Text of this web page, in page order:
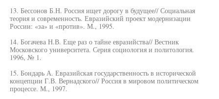
13. Бессонов Б.Н. Россия ищет дорогу в будущее// Социальная
теория и современность. Евразийский проект модернизации
России: «за» и «против». М., 1995.
14. Богачева Н.В. Еще раз о тайне евразийства// Вестник
Московского университета. Серия социология и политология.
1996, № 1.
15. Бондарь А. Евразийская государственность в исторической
концепции Г.В. Вернадского// Россия в мировом политическом
процессе. М., 1997.